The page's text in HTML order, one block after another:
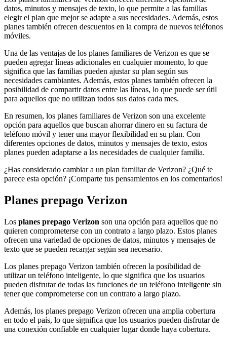
datos, minutos y mensajes de texto, lo que permite a las familias
elegir el plan que mejor se adapte a sus necesidades. Además, estos
planes también ofrecen descuentos en la compra de nuevos teléfonos
móviles.
Una de las ventajas de los planes familiares de Verizon es que se
pueden agregar líneas adicionales en cualquier momento, lo que
significa que las familias pueden ajustar su plan según sus
necesidades cambiantes. Además, estos planes también ofrecen la
posibilidad de compartir datos entre las líneas, lo que puede ser útil
para aquellos que no utilizan todos sus datos cada mes.
En resumen, los planes familiares de Verizon son una excelente
opción para aquellos que buscan ahorrar dinero en su factura de
teléfono móvil y tener una mayor flexibilidad en su plan. Con
diferentes opciones de datos, minutos y mensajes de texto, estos
planes pueden adaptarse a las necesidades de cualquier familia.
¿Has considerado cambiar a un plan familiar de Verizon? ¿Qué te
parece esta opción? ¡Comparte tus pensamientos en los comentarios!
Planes prepago Verizon
Los planes prepago Verizon son una opción para aquellos que no
quieren comprometerse con un contrato a largo plazo. Estos planes
ofrecen una variedad de opciones de datos, minutos y mensajes de
texto que se pueden recargar según sea necesario.
Los planes prepago Verizon también ofrecen la posibilidad de
utilizar un teléfono inteligente, lo que significa que los usuarios
pueden disfrutar de todas las funciones de un teléfono inteligente sin
tener que comprometerse con un contrato a largo plazo.
Además, los planes prepago Verizon ofrecen una amplia cobertura
en todo el país, lo que significa que los usuarios pueden disfrutar de
una conexión confiable en cualquier lugar donde haya cobertura.